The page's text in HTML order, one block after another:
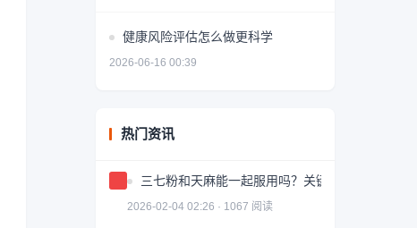
健康风险评估怎么做更科学
2026-06-16 00:39
热门资讯
三七粉和天麻能一起服用吗？关键问题解答
2026-02-04 02:26 · 1067 阅读